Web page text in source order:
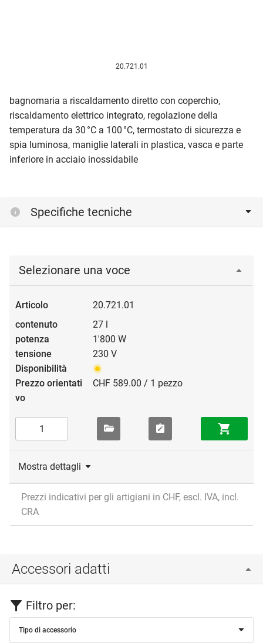
20.721.01
bagnomaria a riscaldamento diretto con coperchio,
riscaldamento elettrico integrato, regolazione della
temperatura da 30 °C a 100 °C, termostato di sicurezza e
spia luminosa, maniglie laterali in plastica, vasca e parte
inferiore in acciaio inossidabile
Specifiche tecniche
Selezionare una voce
20.721.01
27 l
1'800 W
230 V
CHF 589.00 / 1 pezzo
Mostra dettagli
Prezzi indicativi per gli artigiani in CHF, escl. IVA, incl.
CRA
Accessori adatti
Filtro per:
Tipo di accessorio